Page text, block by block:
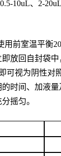
0.5-10uL、2-
用前室温平衡
放回自封袋中
可视为阴性对
时间、加液量
摇匀。